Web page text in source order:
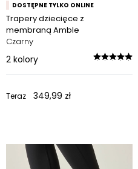
DOSTĘPNE TYLKO ONLINE
Trapery dziecięce z
membraną Amble
Czarny
2 kolory
Teraz 349,99 zł